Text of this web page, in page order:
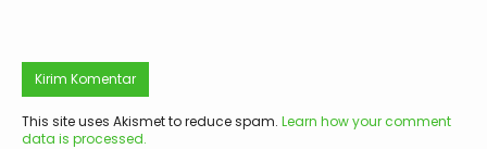
This site uses Akismet to reduce spam. Learn how your comment
data is processed.